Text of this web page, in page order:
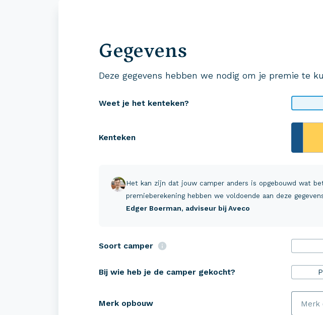
Gegevens
Deze gegevens hebben we nodig om je premie te
Weet je het kenteken?
Kenteken
Het kan zijn dat jouw camper anders is opgebouwd wat
premieberekening hebben we voldoende aan deze
Edger Boerman, adviseur bij Aveco
Soort camper
Bij wie heb je de camper gekocht?
Merk opbouw
Wij staan voor je klaar!
Buscamper verzekeren
Caravan verzekeren
Pechhulp+
Schadeverzekering inzittenden